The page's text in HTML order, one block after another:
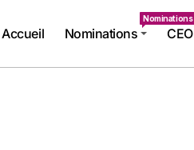
Accueil Nominations
Nominations
CEO